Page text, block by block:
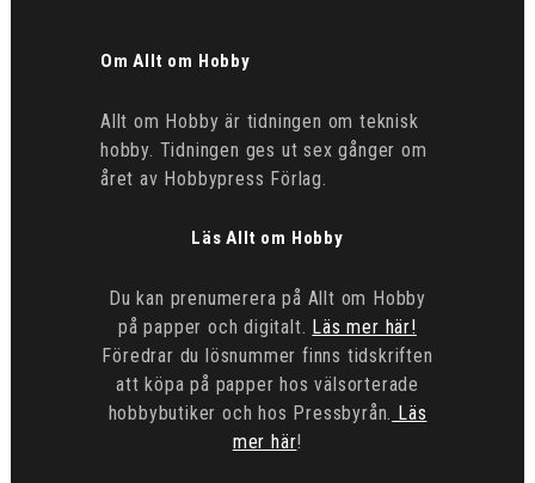
Om Allt om Hobby
Allt om Hobby är tidningen om teknisk
hobby. Tidningen ges ut sex gånger om
året av Hobbypress Förlag.
Läs Allt om Hobby
Du kan prenumerera på Allt om Hobby
på papper och digitalt. Läs mer här!
Föredrar du lösnummer finns tidskriften
att köpa på papper hos välsorterade
hobbybutiker och hos Pressbyrån. Läs
mer här!